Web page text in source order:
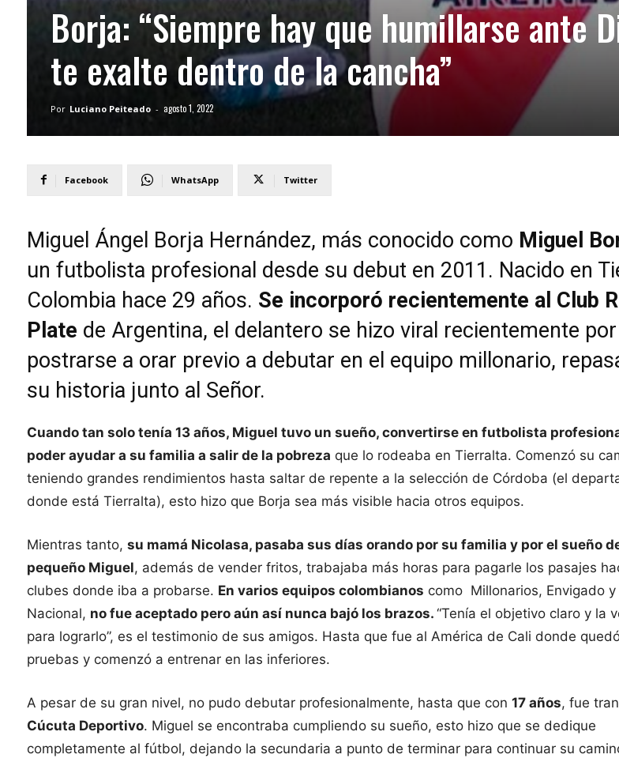
Borja: “Siempre hay que humillarse ante
te exalte dentro de la cancha”
Por Luciano Peiteado - agosto 1, 2022
Facebook Twitter
WhatsApp
Miguel Ángel Borja Hernández, más conocido como Miguel
un futbolista profesional desde su debut en 2011. Nacido en
Colombia hace 29 años. Se incorporó recientemente al Club
Plate de Argentina, el delantero se hizo viral recientemente por
postrarse a orar previo a debutar en el equipo millonario,
su historia junto al Señor.
Cuando tan solo tenía 13 años, Miguel tuvo un sueño, convertirse en futbolista
poder ayudar a su familia a salir de la pobreza que lo rodeaba en Tierralta. Comenzó su
teniendo grandes rendimientos hasta saltar de repente a la selección de Córdoba (el
donde está Tierralta), esto hizo que Borja sea más visible hacia otros equipos.
Mientras tanto, su mamá Nicolasa, pasaba sus días orando por su familia y por el sueño
pequeño Miguel, además de vender fritos, trabajaba más horas para pagarle los pasajes
clubes donde iba a probarse. En varios equipos colombianos como Millonarios, Envigado
Nacional, no fue aceptado pero aún así nunca bajó los brazos. “Tenía el objetivo claro y la
para lograrlo”, es el testimonio de sus amigos. Hasta que fue al América de Cali donde
pruebas y comenzó a entrenar en las inferiores.
A pesar de su gran nivel, no pudo debutar profesionalmente, hasta que con 17 años, fue
Cúcuta Deportivo. Miguel se encontraba cumpliendo su sueño, esto hizo que se dedique
completamente al fútbol, dejando la secundaria a punto de terminar para continuar su